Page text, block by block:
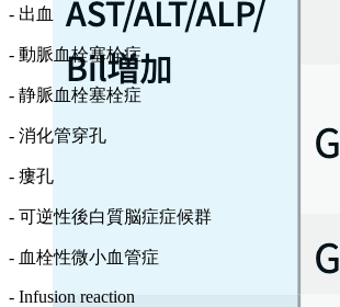
- 出血
- 動脈血栓塞栓症
- 静脈血栓塞栓症
- 消化管穿孔
- 瘻孔
- 可逆性後白質脳症症候群
- 血栓性微小血管症
- Infusion reaction